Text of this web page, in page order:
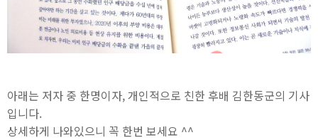
아래는 저자 중 한명이자, 개인적으로 친한 후배 김한동군의 기사
입니다.
상세하게 나와있으니 꼭 한번 보세요 ^^